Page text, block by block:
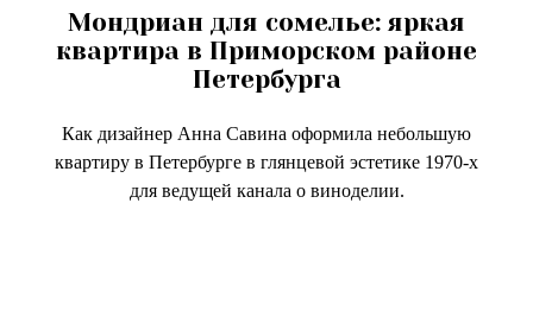
Мондриан для сомелье: яркая
квартира в Приморском районе
Петербурга
Как дизайнер Анна Савина оформила небольшую
квартиру в Петербурге в глянцевой эстетике 1970-х
для ведущей канала о виноделии.